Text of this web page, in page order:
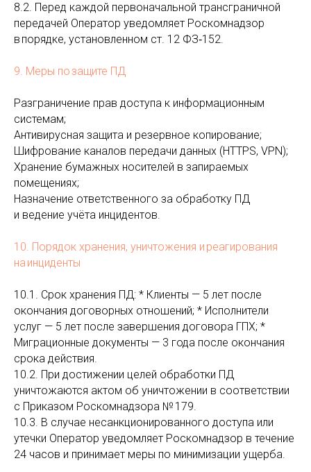
8.2. Перед каждой первоначальной трансграничной
передачей Оператор уведомляет Роскомнадзор
в порядке, установленном ст. 12 ФЗ‑152.
9. Меры по защите ПД
Разграничение прав доступа к информационным
системам;
Антивирусная защита и резервное копирование;
Шифрование каналов передачи данных (HTTPS, VPN);
Хранение бумажных носителей в запираемых
помещениях;
Назначение ответственного за обработку ПД
и ведение учёта инцидентов.
10. Порядок хранения, уничтожения и реагирования
на инциденты
10.1. Срок хранения ПД: * Клиенты — 5 лет после
окончания договорных отношений; * Исполнители
услуг — 5 лет после завершения договора ГПХ; *
Миграционные документы — 3 года после окончания
срока действия.
10.2. При достижении целей обработки ПД
уничтожаются актом об уничтожении в соответствии
с Приказом Роскомнадзора № 179.
10.3. В случае несанкционированного доступа или
утечки Оператор уведомляет Роскомнадзор в течение
24 часов и принимает меры по минимизации ущерба.